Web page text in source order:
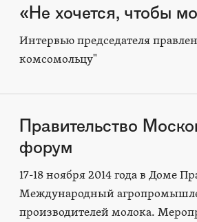
«Не хочется, чтобы
Интервью председателя
комсомольцу"
Правительство
форум
17-18 ноября 2014 года в Доме
Международный
производителей молока.